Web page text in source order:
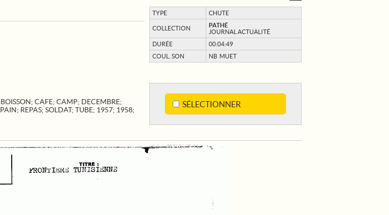
TYPE CHUTE
COLLECTION
PATHÉ
JOURNAL ACTUALITÉ
DURÉE
00:04:49
COUL. SON
NB MUET
SÉLECTIONNER
BOISSON; CAFE; CAMP; DECEMBRE;
PAIN; REPAS; SOLDAT; TUBE; 1957; 1958;